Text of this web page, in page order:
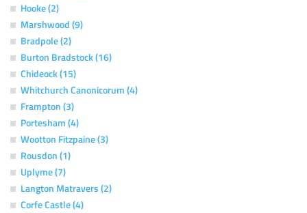
Hooke (2)
Marshwood (9)
Bradpole (2)
Burton Bradstock (16)
Chideock (15)
Whitchurch Canonicorum (4)
Frampton (3)
Portesham (4)
Wootton Fitzpaine (3)
Rousdon (1)
Uplyme (7)
Langton Matravers (2)
Corfe Castle (4)